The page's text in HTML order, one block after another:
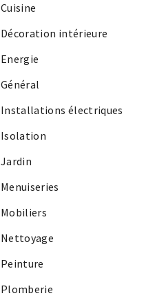
Cuisine
Décoration intérieure
Energie
Général
Installations électriques
Isolation
Jardin
Menuiseries
Mobiliers
Nettoyage
Peinture
Plomberie